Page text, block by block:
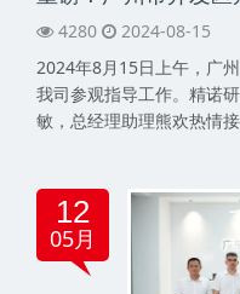
4280
2024-08-15
2024年8月15日上午，广
我司参观指导工作。精诺
敏，总经理助理熊欢热情
12
05月